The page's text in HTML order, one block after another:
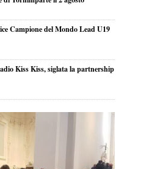
Campione del Mondo Lead U19
Kiss Kiss, siglata la partnership